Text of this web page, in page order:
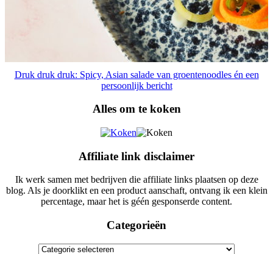
Druk druk druk: Spicy, Asian salade van groentenoodles én een
persoonlijk bericht
Alles om te koken
Affiliate link disclaimer
Ik werk samen met bedrijven die affiliate links plaatsen op deze
blog. Als je doorklikt en een product aanschaft, ontvang ik een klein
percentage, maar het is géén gesponserde content.
Categorieën
Categorieën